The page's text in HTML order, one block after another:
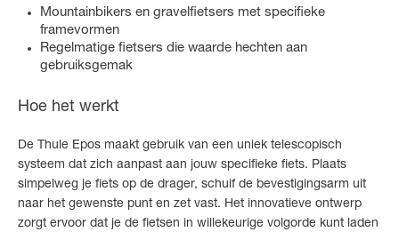
Mountainbikers en gravelfietsers met specifieke
framevormen
Regelmatige fietsers die waarde hechten aan
gebruiksgemak
Hoe het werkt
De Thule Epos maakt gebruik van een uniek telescopisch
systeem dat zich aanpast aan jouw specifieke fiets. Plaats
simpelweg je fiets op de drager, schuif de bevestigingsarm uit
naar het gewenste punt en zet vast. Het innovatieve ontwerp
zorgt ervoor dat je de fietsen in willekeurige volgorde kunt laden